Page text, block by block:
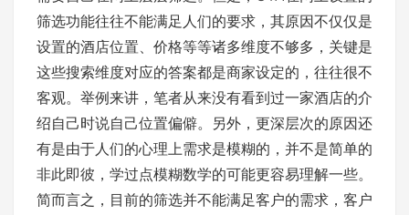
筛选功能往往不能满足人们的要求，其原因不仅仅是
设置的酒店位置、价格等等诸多维度不够多，关键是
这些搜索维度对应的答案都是商家设定的，往往很不
客观。举例来讲，笔者从来没有看到过一家酒店的介
绍自己时说自己位置偏僻。另外，更深层次的原因还
有是由于人们的心理上需求是模糊的，并不是简单的
非此即彼，学过点模糊数学的可能更容易理解一些。
简而言之，目前的筛选并不能满足客户的需求，客户